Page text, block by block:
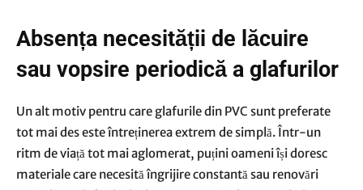
Absența necesității de lăcuire
sau vopsire periodică a glafurilor
Un alt motiv pentru care glafurile din PVC sunt preferate
tot mai des este întreținerea extrem de simplă. Într-un
ritm de viață tot mai aglomerat, puțini oameni își doresc
materiale care necesită îngrijire constantă sau renovări